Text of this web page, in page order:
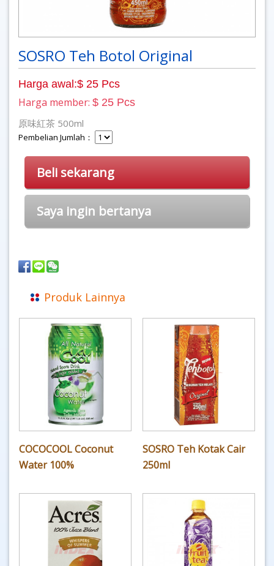
SOSRO Teh Botol Original
Harga awal:$ 25 Pcs
Harga member: $ 25 Pcs
原味紅茶 500ml
Pembelian Jumlah：
Beli sekarang
Saya ingin bertanya
Produk Lainnya
COCOCOOL Coconut
Water 100%
SOSRO Teh Kotak Cair
250ml